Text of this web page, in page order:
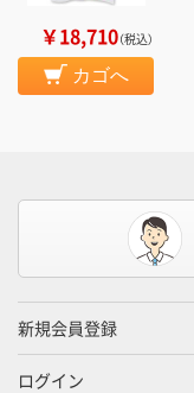
￥18,710（税込）
カゴへ
新規会員登録
ログイン